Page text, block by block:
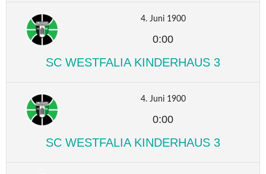
4. Juni 1900
0:00
SC WESTFALIA KINDERHAUS 3
4. Juni 1900
0:00
SC WESTFALIA KINDERHAUS 3